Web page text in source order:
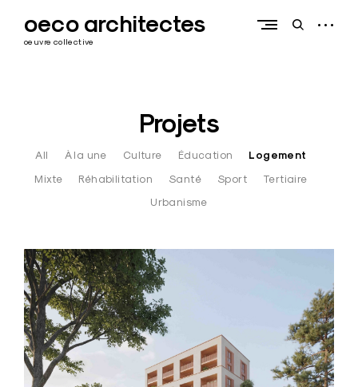
contentoeco architectes
oeuvre collective
openopen
Projets
All À la une Culture Éducation Logement
Mixte Réhabilitation Santé Sport
Tertiaire
Urbanisme